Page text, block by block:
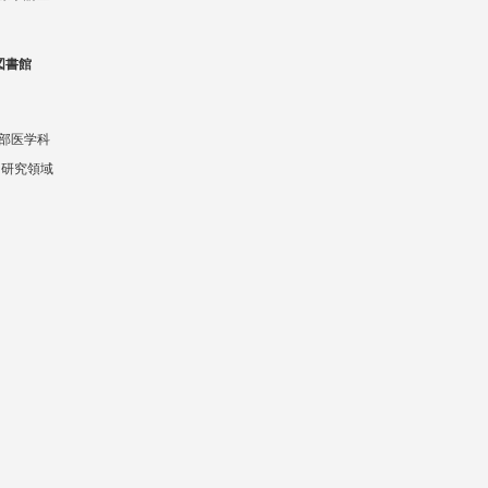
書館
医学科
究領域